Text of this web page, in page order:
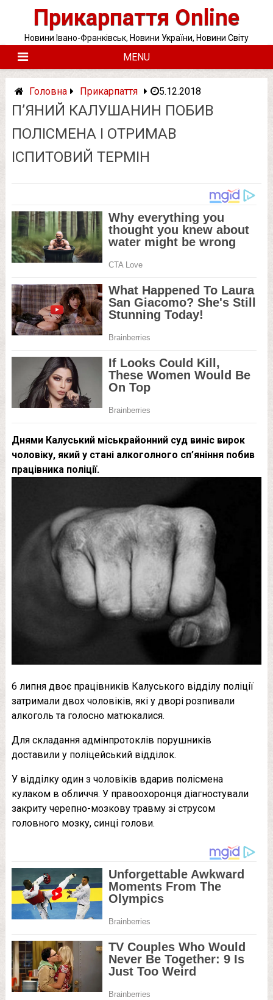
Прикарпаття Online
Новини Івано-Франківськ, Новини України, Новини Світу
MENU
Головна Прикарпаття 5.12.2018
П’ЯНИЙ КАЛУШАНИН ПОБИВ
ПОЛІСМЕНА І ОТРИМАВ
ІСПИТОВИЙ ТЕРМІН
Днями Калуський міськрайонний суд виніс вирок
чоловіку, який у стані алкоголного сп’яніння побив
працівника поліції.
6 липня двоє працівників Калуського відділу поліції
затримали двох чоловіків, які у дворі розпивали
алкоголь та голосно матюкалися.
Для складання адмінпротоклів порушників
доставили у поліцейський відділок.
У відділку один з чоловіків вдарив полісмена
кулаком в обличчя. У правоохоронця діагностували
закриту черепно-мозкову травму зі струсом
головного мозку, синці голови.